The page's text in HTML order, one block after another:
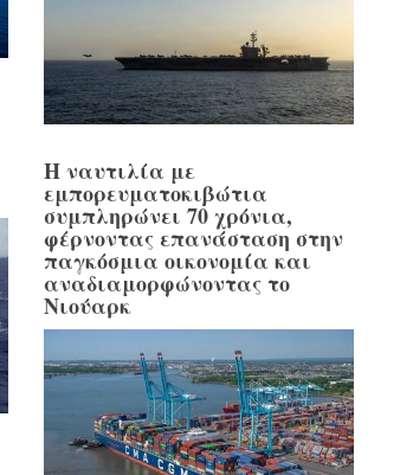
Η ναυτιλία με
εμπορευματοκιβώτια
συμπληρώνει 70 χρόνια,
φέρνοντας επανάσταση στην
παγκόσμια οικονομία και
αναδιαμορφώνοντας το
Νιούαρκ